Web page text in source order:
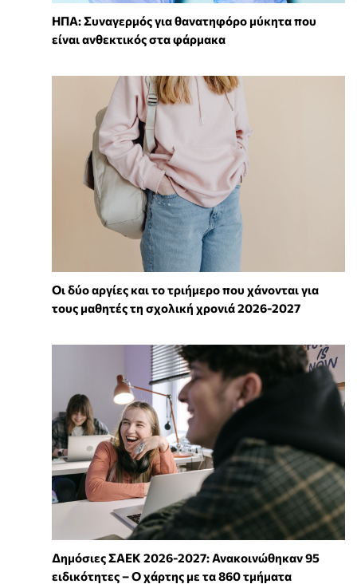
ΗΠΑ: Συναγερμός για θανατηφόρο μύκητα που
είναι ανθεκτικός στα φάρμακα
Οι δύο αργίες και το τριήμερο που χάνονται για
τους μαθητές τη σχολική χρονιά 2026-2027
Δημόσιες ΣΑΕΚ 2026-2027: Ανακοινώθηκαν 95
ειδικότητες – Ο χάρτης με τα 860 τμήματα